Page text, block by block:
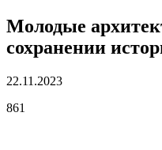
Молодые
сохранении
22.11.2023
861